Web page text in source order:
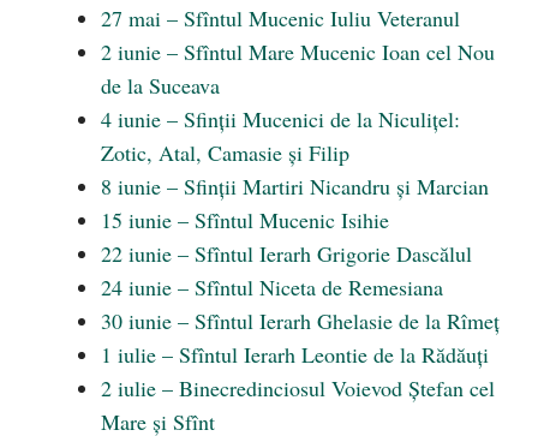
27 mai – Sfîntul Mucenic Iuliu Veteranul
2 iunie – Sfîntul Mare Mucenic Ioan cel Nou
de la Suceava
4 iunie – Sfinții Mucenici de la Niculițel:
Zotic, Atal, Camasie și Filip
8 iunie – Sfinții Martiri Nicandru și Marcian
15 iunie – Sfîntul Mucenic Isihie
22 iunie – Sfîntul Ierarh Grigorie Dascălul
24 iunie – Sfîntul Niceta de Remesiana
30 iunie – Sfîntul Ierarh Ghelasie de la Rîmeț
1 iulie – Sfîntul Ierarh Leontie de la Rădăuți
2 iulie – Binecredinciosul Voievod Ștefan cel
Mare și Sfînt